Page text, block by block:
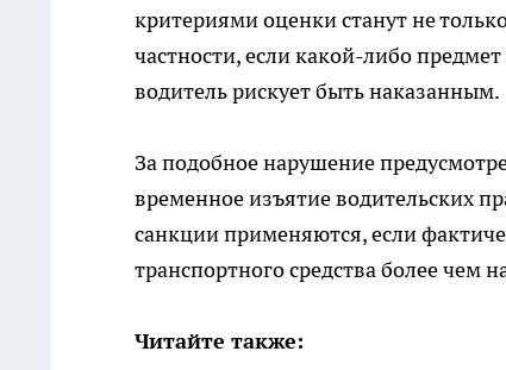
критериями оценки станут не
частности, если какой-либо
водитель рискует быть наказанным.
За подобное нарушение
временное изъятие водительских
санкции применяются, если
транспортного средства более чем
Читайте также: